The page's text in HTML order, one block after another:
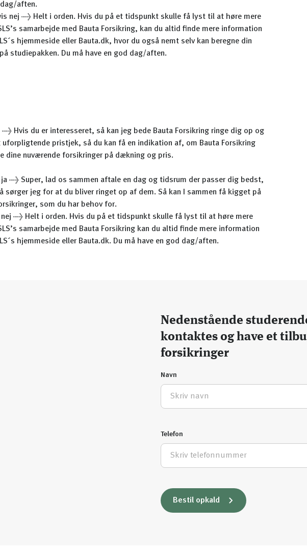
aften.
nej → Helt i orden. Hvis du på et tidspunkt skulle få lyst til at høre mere
samarbejde med Bauta Forsikring, kan du altid finde mere information
hjemmeside eller Bauta.dk, hvor du også nemt selv kan beregne din
studiepakken. Du må have en god dag/aften.
→ Hvis du er interesseret, så kan jeg bede Bauta Forsikring ringe dig op og
uforpligtende pristjek, så du kan få en indikation af, om Bauta Forsikring
dine nuværende forsikringer på dækning og pris.
ja → Super, lad os sammen aftale en dag og tidsrum der passer dig bedst,
sørger jeg for at du bliver ringet op af dem. Så kan I sammen få kigget på
som du har behov for.
nej → Helt i orden. Hvis du på et tidspunkt skulle få lyst til at høre mere
samarbejde med Bauta Forsikring kan du altid finde mere information
hjemmeside eller Bauta.dk. Du må have en god dag/aften.
Nedenstående
kontaktes og have et
forsikringer
Navn
Telefon
Bestil opkald